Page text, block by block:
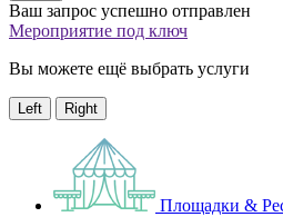
Ваш запрос успешно отправлен
Мероприятие под ключ
Вы можете ещё выбрать услуги
Left Right
Площадки &